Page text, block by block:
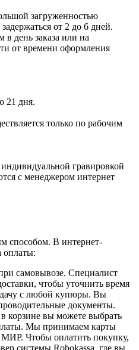
загруженностью
от 2 до 6 дней.
в день заказа или на
от времени оформления
21 дня.
только по рабочим
гравировкой
с менеджером интернет
способом. В интернет-
оплаты:
самовывозе. Специалист
чтобы уточнить время
с любой купюры. Вы
документы.
корзине вы можете выбрать
Мы принимаем карты
Чтобы оплатить покупку,
системы Robokassa, где вы